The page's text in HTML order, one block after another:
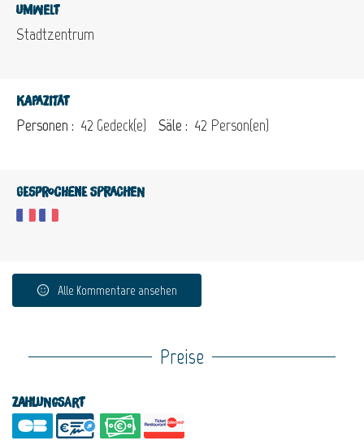
Umwelt
Stadtzentrum
Kapazität
Personen : 42 Gedeck(e) Säle : 42 Person(en)
Gesprochene Sprachen
Alle Kommentare ansehen
Preise
Zahlungsart